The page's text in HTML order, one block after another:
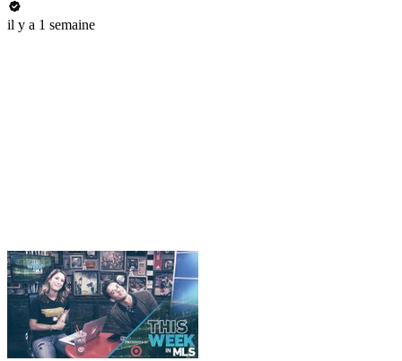
il y a 1 semaine